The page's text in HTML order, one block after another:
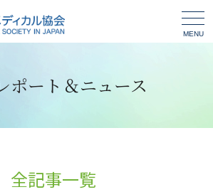
MENU
ポート＆ニュース
全記事一覧